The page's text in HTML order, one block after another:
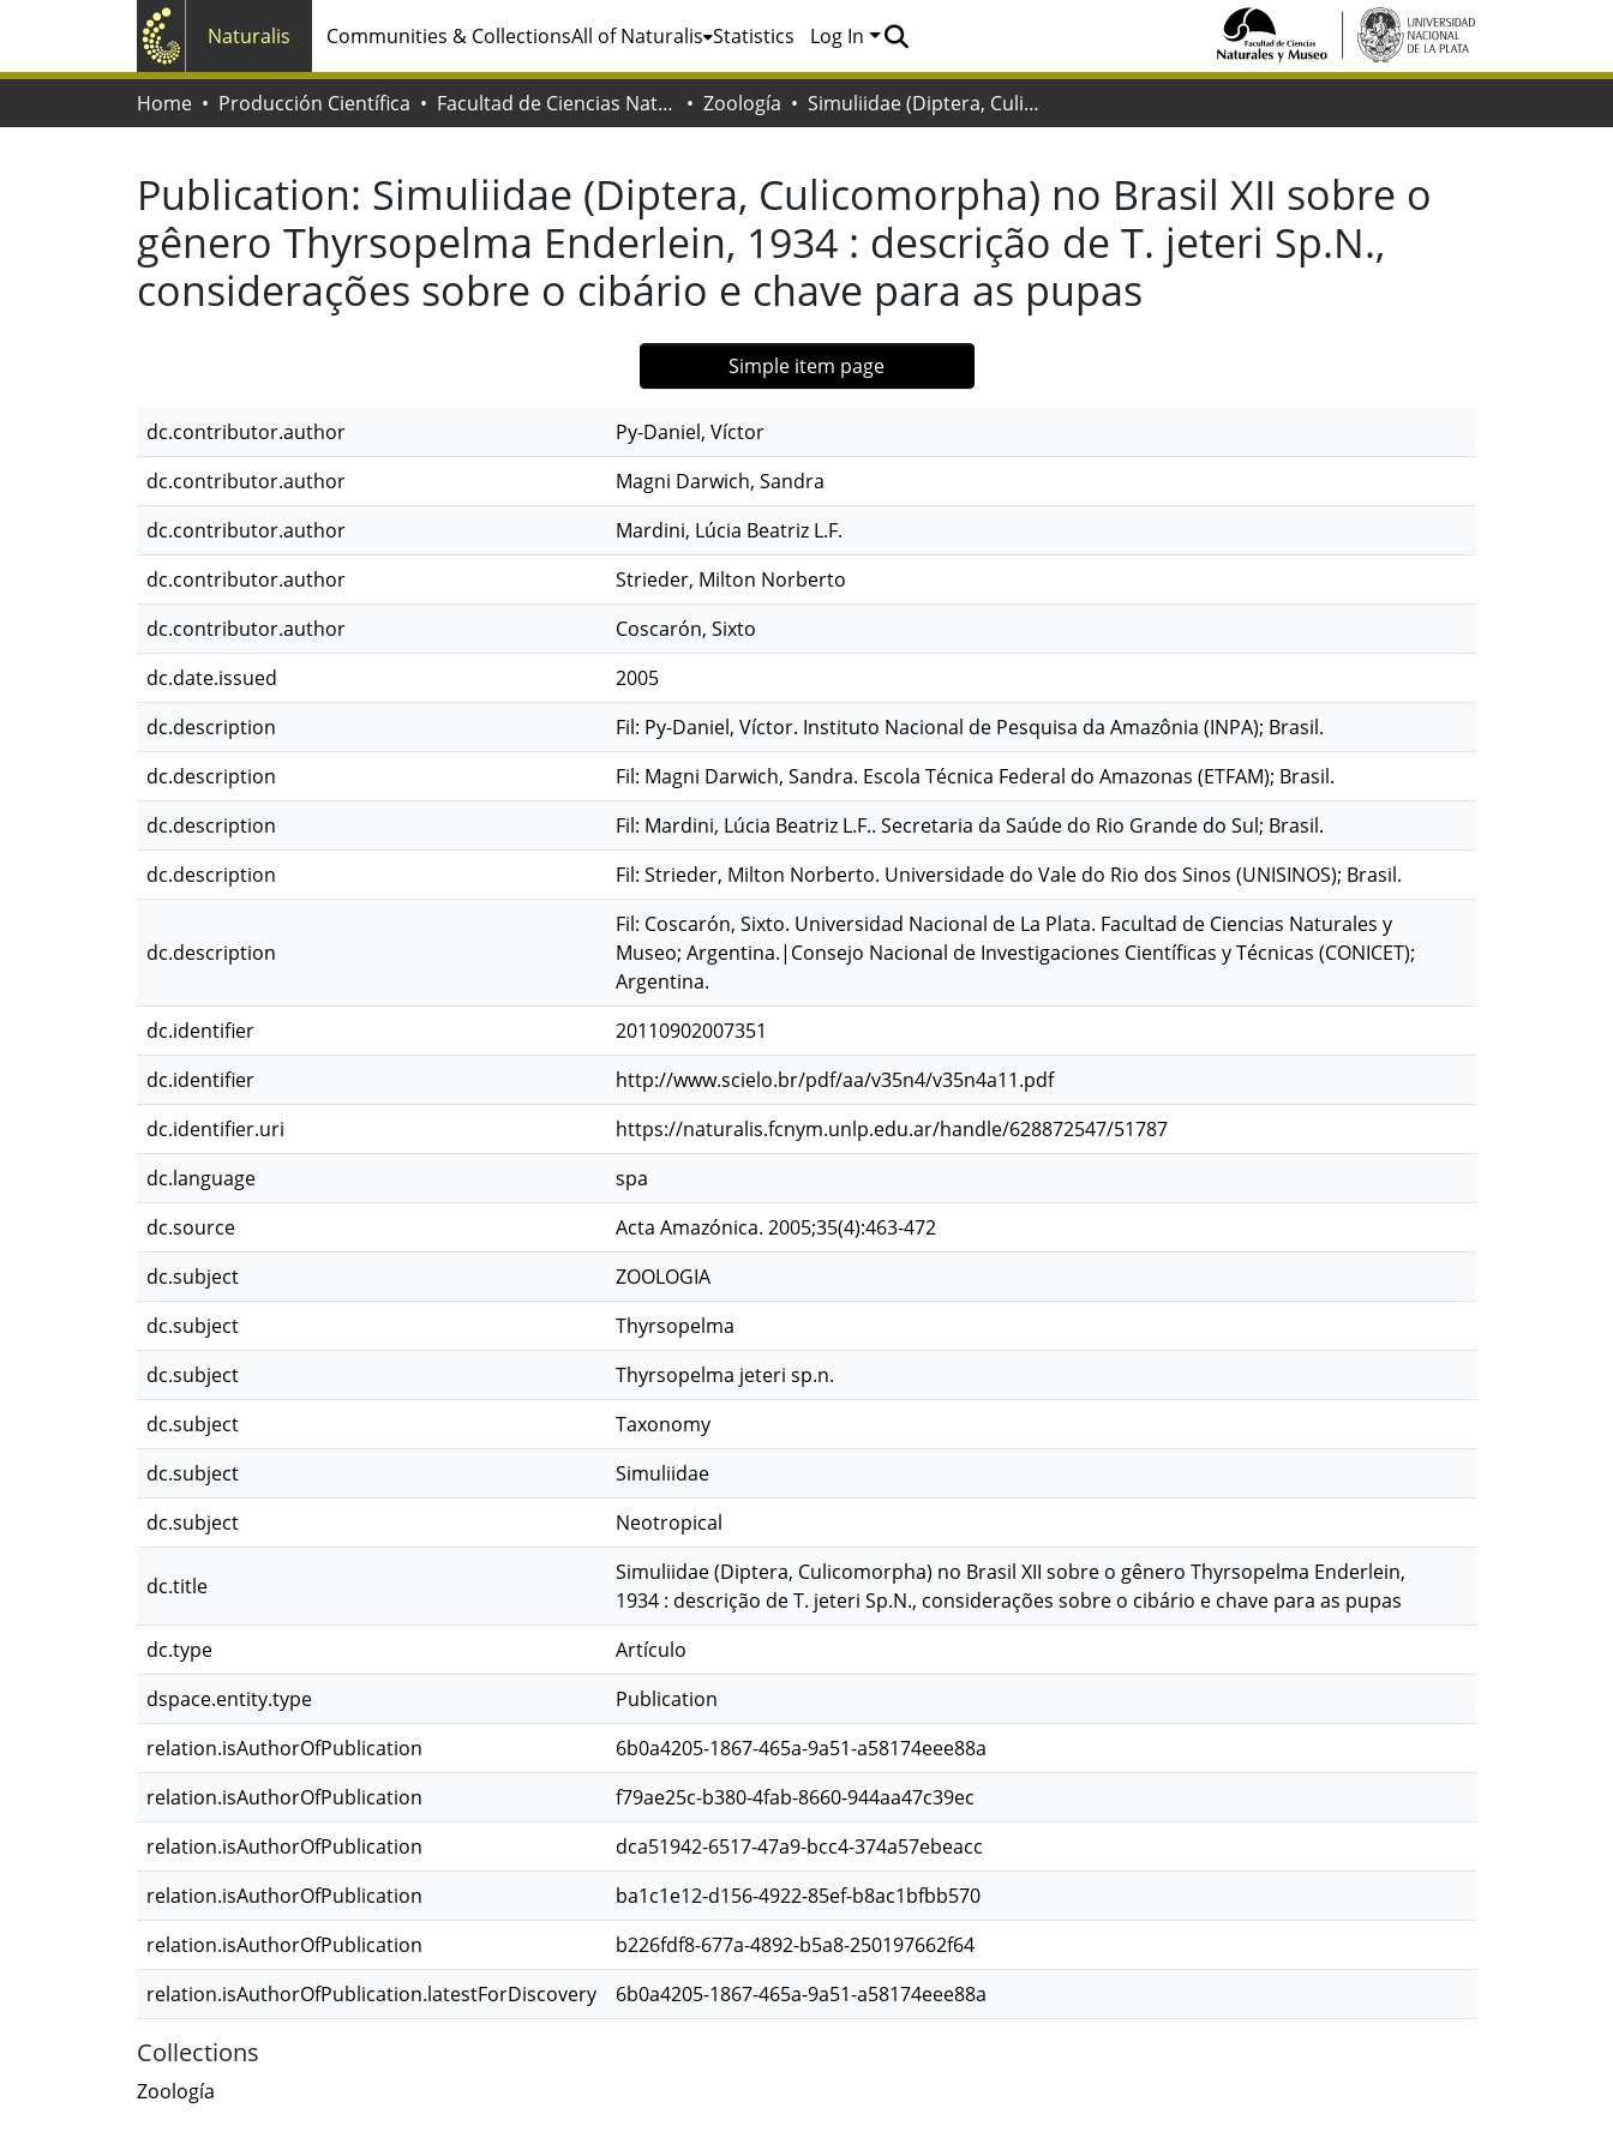
Naturalis Communities & CollectionsAll of Naturalis Statistics Log In
Home Producción Científica Facultad de Ciencias Naturales y Museo Zoología Simuliidae (Diptera, Culicomorpha) no Brasil XII sobre o gênero Thyrsopelma Enderlein, 1934 : descrição de T. jeteri Sp.N., considerações sobre o cibário e chave para as pupas
Publication: Simuliidae (Diptera, Culicomorpha) no Brasil XII sobre o
gênero Thyrsopelma Enderlein, 1934 : descrição de T. jeteri Sp.N.,
considerações sobre o cibário e chave para as pupas
Simple item page
dc.contributor.author
Py-Daniel, Víctor
dc.contributor.author
Magni Darwich, Sandra
dc.contributor.author
Mardini, Lúcia Beatriz L.F.
dc.contributor.author
Strieder, Milton Norberto
dc.contributor.author
Coscarón, Sixto
dc.date.issued
2005
dc.description
Fil: Py-Daniel, Víctor. Instituto Nacional de Pesquisa da Amazônia (INPA); Brasil.
dc.description
Fil: Magni Darwich, Sandra. Escola Técnica Federal do Amazonas (ETFAM); Brasil.
dc.description
Fil: Mardini, Lúcia Beatriz L.F.. Secretaria da Saúde do Rio Grande do Sul; Brasil.
dc.description
Fil: Strieder, Milton Norberto. Universidade do Vale do Rio dos Sinos (UNISINOS); Brasil.
dc.description
Fil: Coscarón, Sixto. Universidad Nacional de La Plata. Facultad de Ciencias Naturales y
Museo; Argentina.|Consejo Nacional de Investigaciones Científicas y Técnicas (CONICET);
Argentina.
dc.identifier
20110902007351
dc.identifier
http://www.scielo.br/pdf/aa/v35n4/v35n4a11.pdf
dc.identifier.uri
https://naturalis.fcnym.unlp.edu.ar/handle/628872547/51787
dc.language
spa
dc.source
Acta Amazónica. 2005;35(4):463-472
dc.subject
ZOOLOGIA
dc.subject
Thyrsopelma
dc.subject
Thyrsopelma jeteri sp.n.
dc.subject
Taxonomy
dc.subject
Simuliidae
dc.subject
Neotropical
dc.title
Simuliidae (Diptera, Culicomorpha) no Brasil XII sobre o gênero Thyrsopelma Enderlein,
1934 : descrição de T. jeteri Sp.N., considerações sobre o cibário e chave para as pupas
dc.type
Artículo
dspace.entity.type
Publication
relation.isAuthorOfPublication
6b0a4205-1867-465a-9a51-a58174eee88a
relation.isAuthorOfPublication
f79ae25c-b380-4fab-8660-944aa47c39ec
relation.isAuthorOfPublication
dca51942-6517-47a9-bcc4-374a57ebeacc
relation.isAuthorOfPublication
ba1c1e12-d156-4922-85ef-b8ac1bfbb570
relation.isAuthorOfPublication
b226fdf8-677a-4892-b5a8-250197662f64
relation.isAuthorOfPublication.latestForDiscovery
6b0a4205-1867-465a-9a51-a58174eee88a
Collections
Zoología